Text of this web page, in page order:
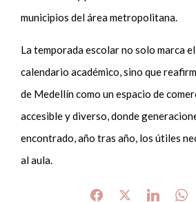
municipios del área metropolitana.
La temporada escolar no solo marca
calendario académico, sino que
de Medellín como un espacio de
accesible y diverso, donde
encontrado, año tras año, los útiles
al aula.